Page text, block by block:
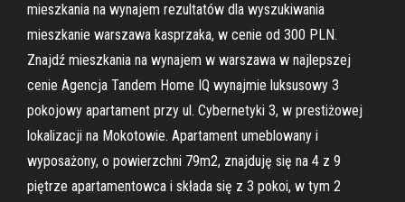
mieszkania na wynajem rezultatów dla wyszukiwania
mieszkanie warszawa kasprzaka, w cenie od 300 PLN.
Znajdź mieszkania na wynajem w warszawa w najlepszej
cenie Agencja Tandem Home IQ wynajmie luksusowy 3
pokojowy apartament przy ul. Cybernetyki 3, w prestiżowej
lokalizacji na Mokotowie. Apartament umeblowany i
wyposażony, o powierzchni 79m2, znajduję się na 4 z 9
piętrze apartamentowca i składa się z 3 pokoi, w tym 2